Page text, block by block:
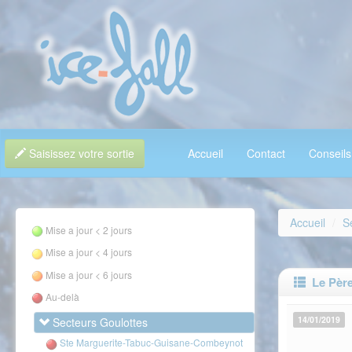
Saisissez votre sortie Accueil Contact
Mise a jour < 2 jours
Mise a jour < 4 jours
Mise a jour < 6 jours
Au-delà
Secteurs Goulottes
Ste Marguerite-Tabuc-Guisane-Combeynot
Accueil
Le
14/01/2019